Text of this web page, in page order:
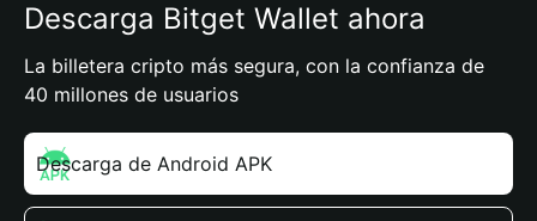
Descarga Bitget Wallet ahora
La billetera cripto más segura, con la confianza de
40 millones de usuarios
Descarga de Android APK